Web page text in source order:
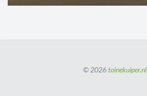
© 2026toinekuiper.nl